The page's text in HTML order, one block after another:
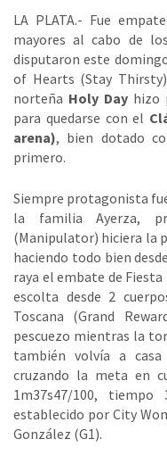
LA PLATA.- Fue
mayores al cabo de
disputaron este
of Hearts (Stay
norteña Holy Day hizo
para quedarse con el
arena), bien dotado
primero.
Siempre protagonista
la familia Ayerza,
(Manipulator) hiciera la
haciendo todo bien
raya el embate de
escolta desde 2
Toscana (Grand
pescuezo mientras la
también volvía a
cruzando la meta en
1m37s47/100,
establecido por City
González (G1).